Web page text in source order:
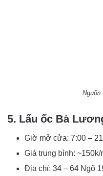
5. Lẩu ốc Bà
Giờ mở cửa: 7:00 –
Giá trung bình:
Địa chỉ: 34 – 64 Ngõ